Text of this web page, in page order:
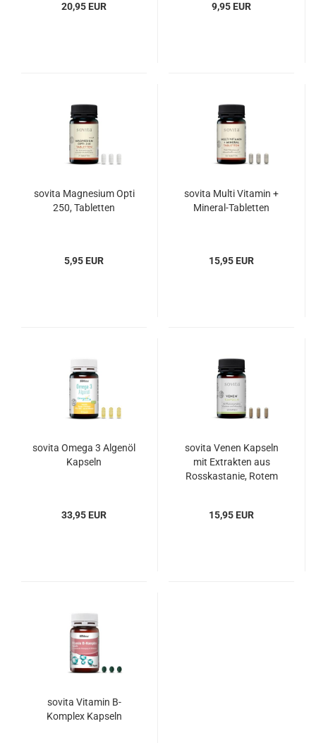
20,95 EUR 9,95 EUR
sovita Magnesium Opti
250, Tabletten
5,95 EUR
sovita Multi Vitamin +
Mineral-Tabletten
15,95 EUR
sovita Omega 3 Algenöl
Kapseln
33,95 EUR
sovita Venen Kapseln
mit Extrakten aus
Rosskastanie, Rotem
15,95 EUR
sovita Vitamin B-
Komplex Kapseln